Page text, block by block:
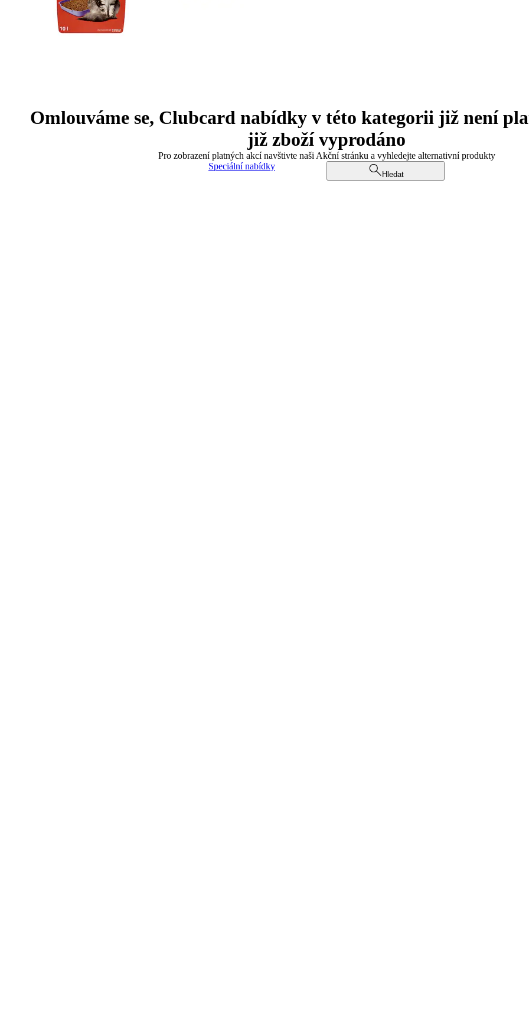
Omlouváme se, Clubcard nabídky v této kategorii již není
již zboží vyprodáno
Pro zobrazení platných akcí navštivte naši Akční stránku a vyhledejte alternativní produkty
Speciální nabídky
Hledat